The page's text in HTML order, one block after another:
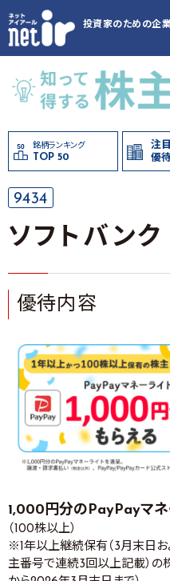
投資家のための企
銘柄ランキング
TOP 50
注
優
9434
ソフトバンク
優待内容
1,000円分のPayPayマネ
（100株以上）
※1年以上継続保有（3月末日
主番号で連続3回以上記載）の